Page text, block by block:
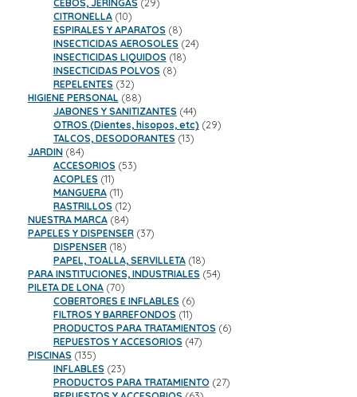
CEBOS, JERINGAS 29
CITRONELLA 1010
productos
ESPIRALES Y APARATOS 88
productos
INSECTICIDAS AEROSOLES 2424
INSECTICIDAS LIQUIDOS 1818
INSECTICIDAS POLVOS 88
REPELENTES 3232
productos
HIGIENE PERSONAL 8888
productos
JABONES Y SANITIZANTES 4444
productos
OTROS (Dientes, hisopos, etc) 2929
TALCOS, DESODORANTES 1313
JARDIN 8484
productos
ACCESORIOS 5353
ACOPLES 1111
productos
MANGUERA 1111
productos
RASTRILLOS 1212
productos
NUESTRA MARCA 8484
productos
PAPELES Y DISPENSER 3737
DISPENSER 1818
productos
PAPEL, TOALLA, SERVILLETA 1818
productos
PARA INSTITUCIONES, INDUSTRIALES 5454
PILETA DE LONA 7070
productos
COBERTORES E INFLABLES 66
productos
FILTROS Y BARREFONDOS 1111
productos
PRODUCTOS PARA TRATAMIENTOS 66
REPUESTOS Y ACCESORIOS 4747
PISCINAS 135135
productos
INFLABLES 2323
productos
PRODUCTOS PARA TRATAMIENTO 2727